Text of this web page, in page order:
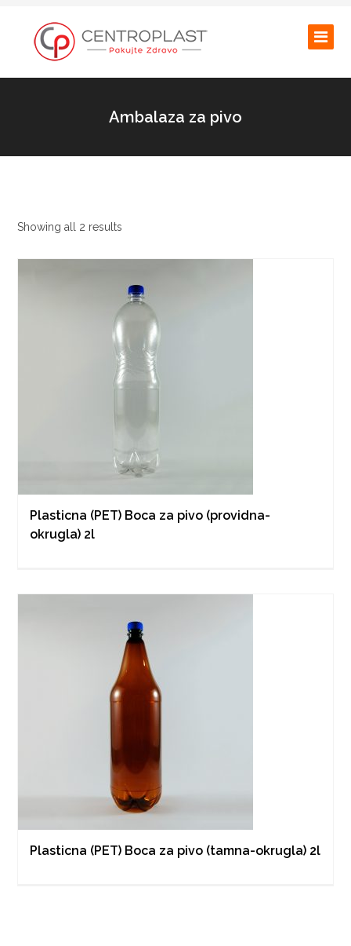
Ambalaza za pivo
Showing all 2 results
Plasticna (PET) Boca za pivo (providna-
okrugla) 2l
Plasticna (PET) Boca za pivo (tamna-okrugla) 2l